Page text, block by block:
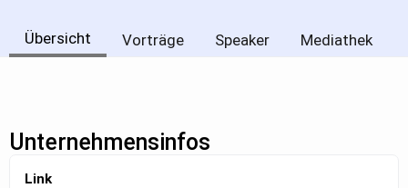
Übersicht Vorträge Speaker Mediathek
Unternehmensinfos
Link